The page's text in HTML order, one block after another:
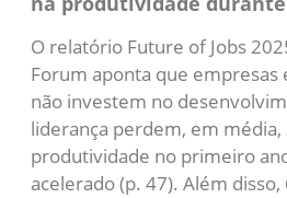
O relatório Future of Jobs
Forum aponta que empresas
não investem no
liderança perdem, em média,
produtividade no primeiro
acelerado (p. 47). Além